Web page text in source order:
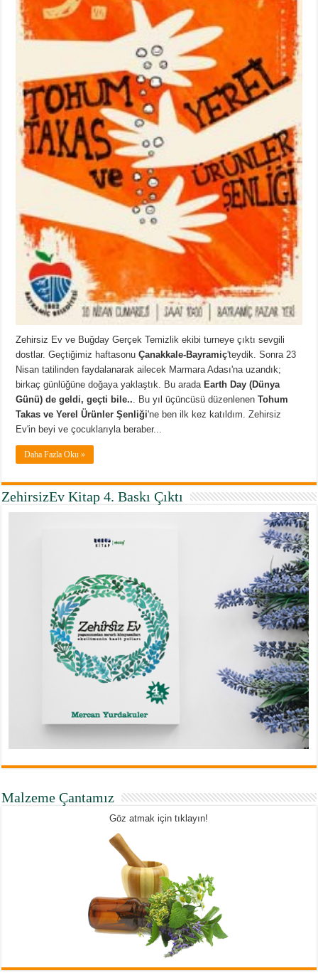
Zehirsiz Ev ve Buğday Gerçek Temizlik ekibi turneye çıktı sevgili
dostlar. Geçtiğimiz haftasonuÇanakkale-Bayramiç'teydik. Sonra 23
Nisan tatilinden faydalanarak ailecek Marmara Adası'na uzandık;
birkaç günlüğüne doğaya yaklaştık. Bu aradaEarth Day (Dünya
Günü) de geldi, geçti bile.. . Bu yıl üçüncüsü düzenlenenTohum
Takas ve Yerel Ürünler Şenliği'ne ben ilk kez katıldım. Zehirsiz
Ev'in beyi ve çocuklarıyla beraber...
Daha Fazla Oku »
ZehirsizEv Kitap 4. Baskı Çıktı
Malzeme Çantamız
Göz atmak için tıklayın!